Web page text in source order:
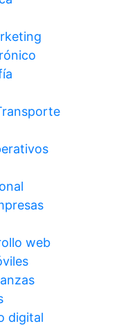
web
digital